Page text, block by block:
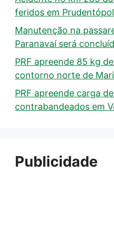
feridos em
Manutenção na
Paranavaí será
PRF apreende 85 kg
contorno norte de
PRF apreende carga
contrabandeados em
Publicidade